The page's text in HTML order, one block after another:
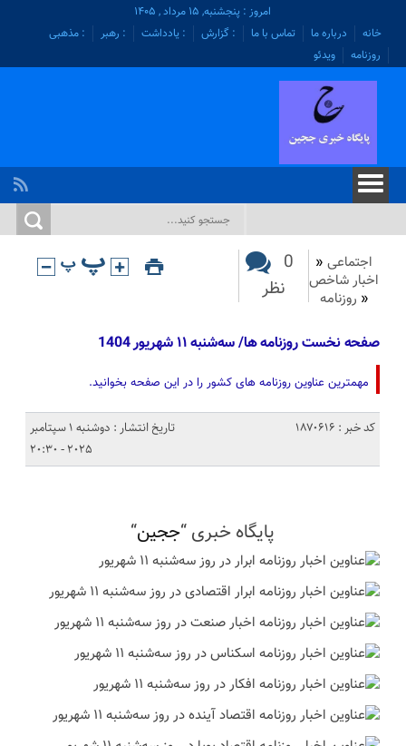
امروز : پنجشنبه, ۱۵ مرداد , ۱۴۰۵
خانه
درباره ما تماس با ما : گزارش : یادداشت : رهبر
: مذهبی
روزنامه
ویدئو
اجتماعی «
اخبار شاخص
« روزنامه
0
نظر
صفحه نخست روزنامه ها/ سه‌شنبه ۱۱ شهريور 1404
مهمترین عناوین روزنامه های کشور را در این صفحه بخوانید.
کد خبر : 1870616
تاریخ انتشار : دوشنبه 1 سپتامبر
2025 - 20:30
پایگاه خبری “ججین“